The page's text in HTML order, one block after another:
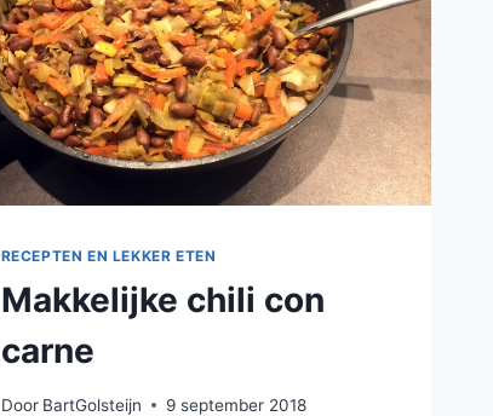
RECEPTEN EN LEKKER ETEN
Makkelijke chili con
carne
Door BartGolsteijn 9 september 2018